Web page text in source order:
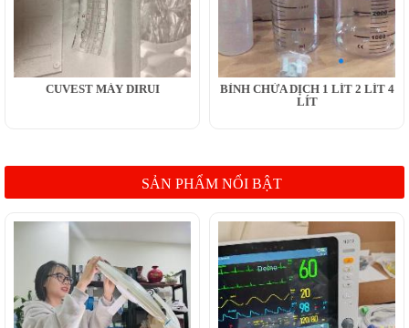
CUVEST MÁY DIRUI
BÌNH CHỨA DỊCH 1 LÍT 2 LÍT 4
LÍT
SẢN PHẨM NỔI BẬT